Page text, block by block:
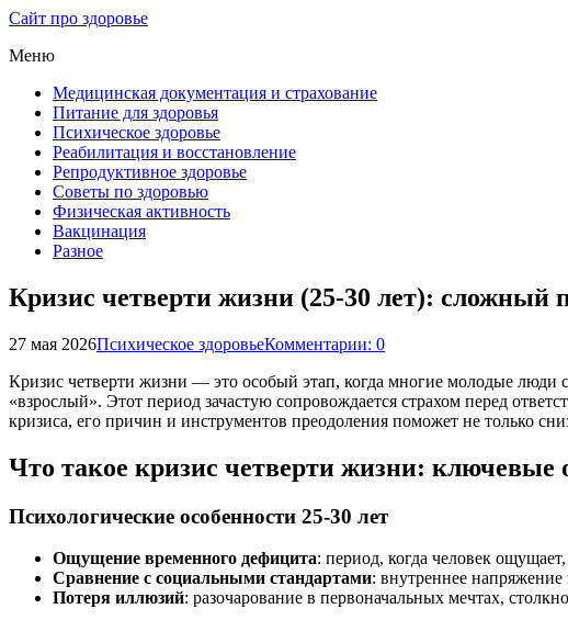
Сайт про здоровье
Меню
Медицинская документация и страхование
Питание для здоровья
Психическое здоровье
Реабилитация и восстановление
Репродуктивное здоровье
Советы по здоровью
Физическая активность
Вакцинация
Разное
Кризис четверти жизни (25-30 лет): сложный
27 мая 2026Психическое здоровьеКомментарии: 0
Кризис четверти жизни — это особый этап, когда многие молодые люди
«взрослый». Этот период зачастую сопровождается страхом перед
кризиса, его причин и инструментов преодоления поможет не только
Что такое кризис четверти жизни: ключевые
Психологические особенности 25-30 лет
Ощущение временного дефицита: период, когда человек
Сравнение с социальными стандартами: внутреннее
Потеря иллюзий: разочарование в первоначальных мечтах,